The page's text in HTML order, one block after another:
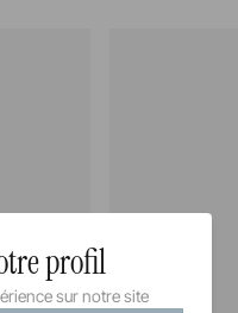
profil
sur notre site